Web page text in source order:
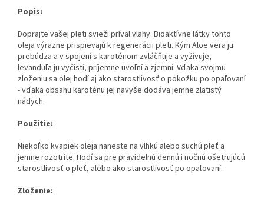
Popis:
Doprajte vašej pleti svieži príval vlahy. Bioaktívne látky tohto
oleja výrazne prispievajú k regenerácii pleti. Kým Aloe vera ju
prebúdza a v spojení s karoténom zvláčňuje a vyživuje,
levanduľa ju vyčistí, príjemne uvoľní a zjemní. Vďaka svojmu
zloženiu sa olej hodí aj ako starostlivosť o pokožku po opaľovaní
- vďaka obsahu karoténu jej navyše dodáva jemne zlatistý
nádych.
Použitie:
Niekoľko kvapiek oleja naneste na vlhkú alebo suchú pleť a
jemne rozotrite. Hodí sa pre pravidelnú dennú i nočnú ošetrujúcú
starostlivosť o pleť, alebo ako starostlivosť po opaľovaní.
Zloženie: